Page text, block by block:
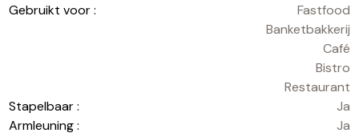
Gebruikt voor :
Fastfood
Banketbakkerij
Café
Bistro
Restaurant
Stapelbaar :
Ja
Armleuning :
Ja